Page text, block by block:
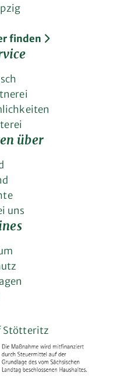
finden
über
uns
Stötteritz